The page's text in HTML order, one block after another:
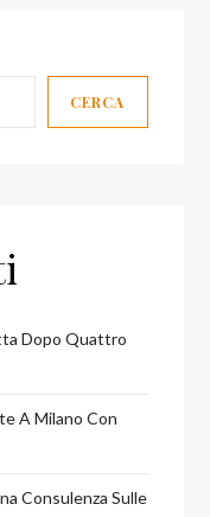
Borgarello
CERCA
Dopo Quattro
A Milano Con
Consulenza Sulle